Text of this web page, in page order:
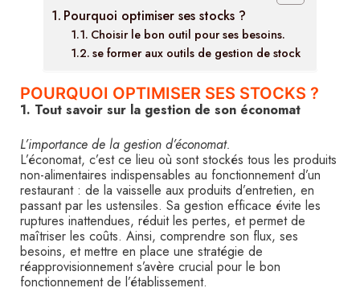
Pourquoi optimiser ses stocks ?
Choisir le bon outil pour ses besoins.
se former aux outils de gestion de stock
POURQUOI OPTIMISER SES STOCKS ?
1. Tout savoir sur la gestion de son économat
L’importance de la gestion d’économat.
L’économat, c’est ce lieu où sont stockés tous les produits
non-alimentaires indispensables au fonctionnement d’un
restaurant : de la vaisselle aux produits d’entretien, en
passant par les ustensiles. Sa gestion efficace évite les
ruptures inattendues, réduit les pertes, et permet de
maîtriser les coûts. Ainsi, comprendre son flux, ses
besoins, et mettre en place une stratégie de
réapprovisionnement s’avère crucial pour le bon
fonctionnement de l’établissement.